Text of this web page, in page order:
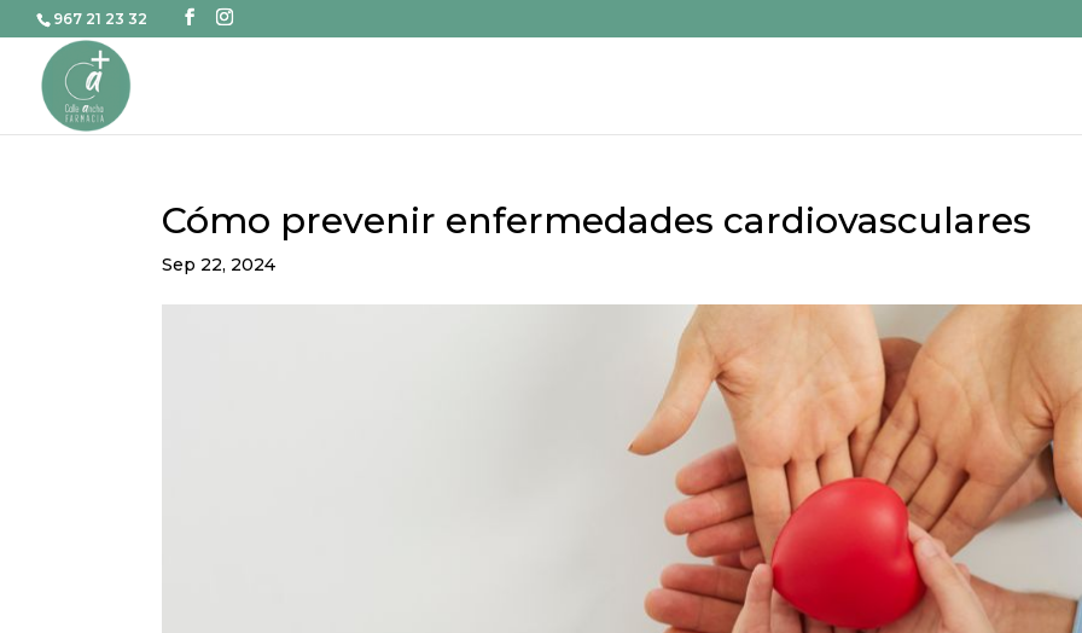
967 21 23 32
Cómo prevenir enfermedades cardiovasculares
Sep 22, 2024